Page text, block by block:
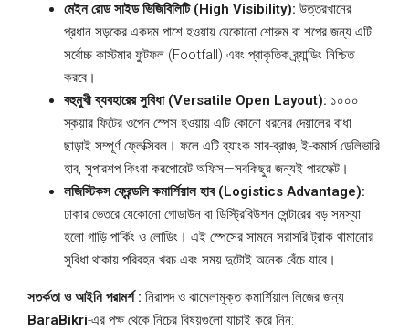
মেইন রোড সাইড ভিজিবিলিটি (High Visibility): উত্তরখানের
প্রধান সড়কের একদম পাশে হওয়ায় যেকোনো শোরুম বা শপের জন্য এটি
সর্বোচ্চ কাস্টমার ফুটফল (Footfall) এবং প্রাকৃতিক ব্র্যান্ডিং নিশ্চিত
করবে।
বহুমুখী ব্যবহারের সুবিধা (Versatile Open Layout): ১০০০
স্কয়ার ফিটের ওপেন স্পেস হওয়ায় এটি কোনো ধরনের দেয়ালের বাধা
ছাড়াই সম্পূর্ণ ফ্লেক্সিবল। ফলে এটি ব্যাংক সাব-ব্রাঞ্চ, ই-কমার্স ডেলিভারি
হাব, সুপারশপ কিংবা করপোরেট অফিস—সবকিছুর জন্যই পারফেক্ট।
লজিস্টিকস ফ্রেন্ডলি কমার্শিয়াল হাব (Logistics Advantage):
ঢাকার ভেতরে যেকোনো গোডাউন বা ডিস্ট্রিবিউশন সেন্টারের বড় সমস্যা
হলো গাড়ি পার্কিং ও লোডিং। এই স্পেসের সামনে সরাসরি ট্রাক থামানোর
সুবিধা থাকায় পরিবহন খরচ এবং সময় দুটোই অনেক বেঁচে যাবে।
সতর্কতা ও আইনি পরামর্শ : নিরাপদ ও ঝামেলামুক্ত কমার্শিয়াল লিজের জন্য
BaraBikri-এর পক্ষ থেকে নিচের বিষয়গুলো যাচাই করে নিন: